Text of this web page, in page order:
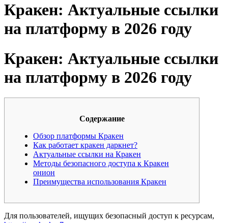
Кракен: Актуальные ссылки
на платформу в 2026 году
Кракен: Актуальные ссылки
на платформу в 2026 году
Содержание
Обзор платформы Кракен
Как работает кракен даркнет?
Актуальные ссылки на Кракен
Методы безопасного доступа к Кракен
онион
Преимущества использования Кракен
Для пользователей, ищущих безопасный доступ к ресурсам,